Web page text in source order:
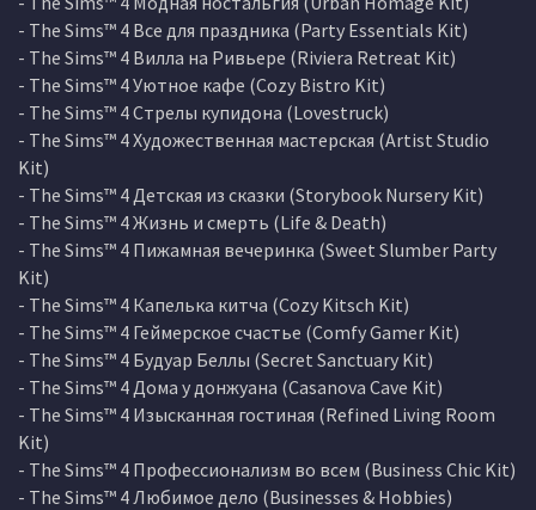
- The Sims™ 4 Все для праздника (Party Essentials Kit)
- The Sims™ 4 Вилла на Ривьере (Riviera Retreat Kit)
- The Sims™ 4 Уютное кафе (Cozy Bistro Kit)
- The Sims™ 4 Стрелы купидона (Lovestruck)
- The Sims™ 4 Художественная мастерская (Artist Studio
Kit)
- The Sims™ 4 Детская из сказки (Storybook Nursery Kit)
- The Sims™ 4 Жизнь и смерть (Life & Death)
- The Sims™ 4 Пижамная вечеринка (Sweet Slumber Party
Kit)
- The Sims™ 4 Капелька китча (Cozy Kitsch Kit)
- The Sims™ 4 Геймерское счастье (Comfy Gamer Kit)
- The Sims™ 4 Будуар Беллы (Secret Sanctuary Kit)
- The Sims™ 4 Дома у донжуана (Casanova Cave Kit)
- The Sims™ 4 Изысканная гостиная (Refined Living Room
Kit)
- The Sims™ 4 Профессионализм во всем (Business Chic Kit)
- The Sims™ 4 Любимое дело (Businesses & Hobbies)